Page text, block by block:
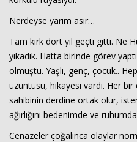
Nerdeyse yarım asır…
Tam kırk dört yıl geçti gitti. Ne
yıkadık. Hatta birinde görev
olmuştu. Yaşlı, genç, çocuk..
üzüntüsü, hikayesi vardı. Her
sahibinin derdine ortak olur,
ağırlığını bedenimde ve
Cenazeler çoğalınca olaylar